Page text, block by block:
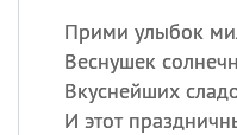
Прими улыбок
Веснушек
Вкуснейших
И этот